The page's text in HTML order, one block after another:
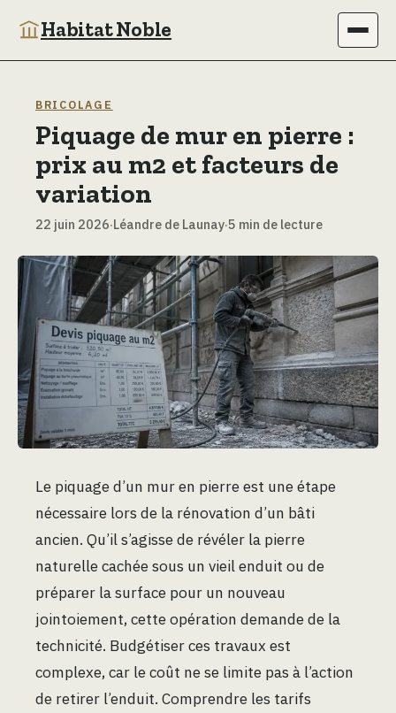
Habitat Noble
Maison
Bricolage
Jardinage
Déco
BRICOLAGE
Piquage de mur en pierre :
prix au m2 et facteurs de
variation
22 juin 2026·Léandre de Launay·5 min de lecture
Le piquage d’un mur en pierre est une étape
nécessaire lors de la rénovation d’un bâti
ancien. Qu’il s’agisse de révéler la pierre
naturelle cachée sous un vieil enduit ou de
préparer la surface pour un nouveau
jointoiement, cette opération demande de la
technicité. Budgétiser ces travaux est
complexe, car le coût ne se limite pas à l’action
de retirer l’enduit. Comprendre les tarifs